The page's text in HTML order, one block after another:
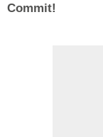
Commit!